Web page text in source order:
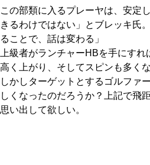
この部類に入るプレーヤは、安定
きるわけではない」とブレッキ氏
ることで、話は変わる」
上級者がランチャーHBを手にす
高く上がり、そしてスピンも多く
しかしターゲットとするゴルファ
しくなったのだろうか？上記で飛
思い出して欲しい。